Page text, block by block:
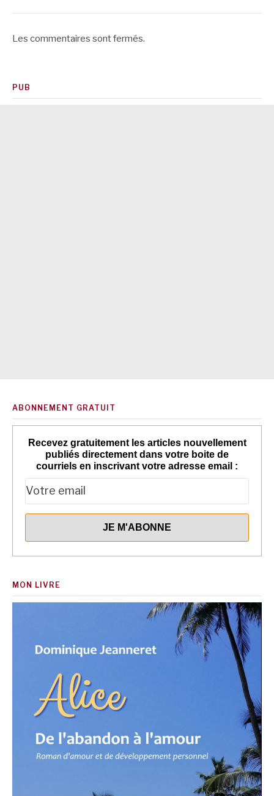
Les commentaires sont fermés.
PUB
ABONNEMENT GRATUIT
Recevez gratuitement les articles nouvellement
publiés directement dans votre boite de
courriels en inscrivant votre adresse email :
MON LIVRE